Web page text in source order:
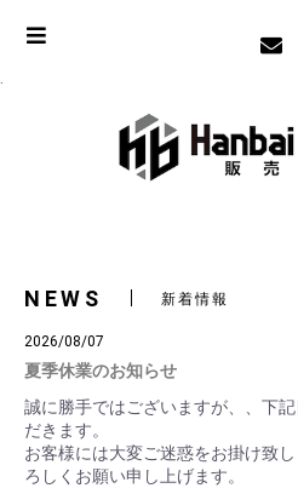
NEWS 新着情報
2026/08/07
夏季休業のお知らせ
誠に勝手ではございますが、、下
だきます。
お客様には大変ご迷惑をお掛け致
ろしくお願い申し上げます。